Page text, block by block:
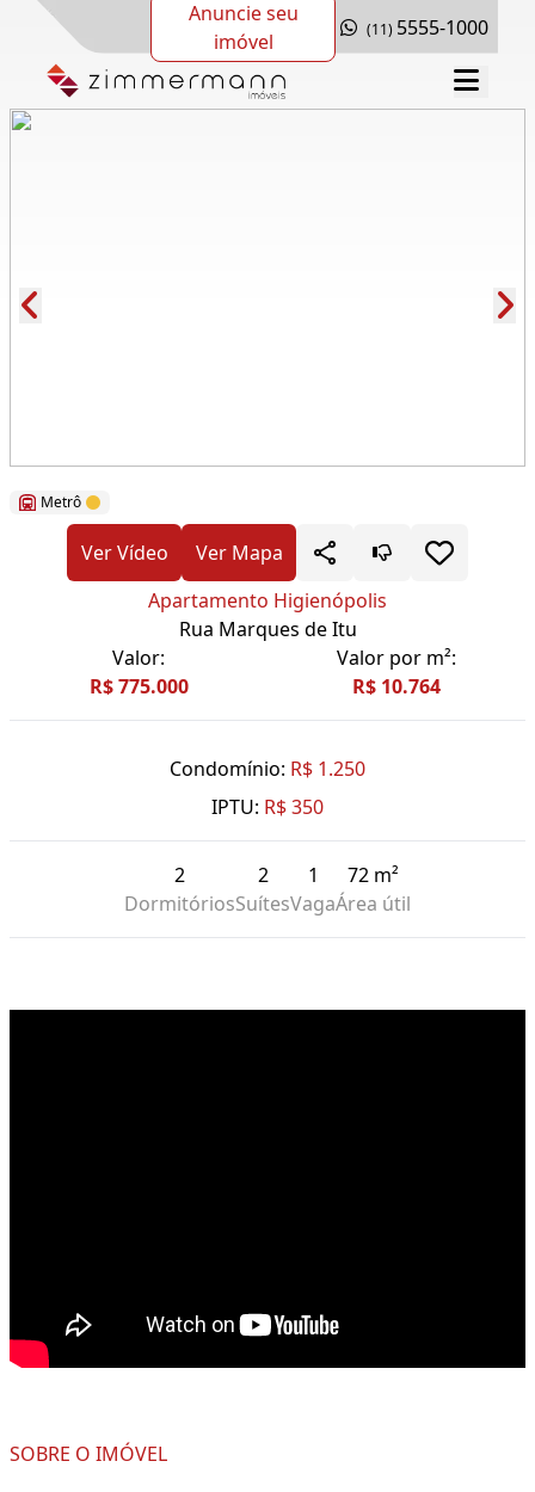
Anuncie seu
imóvel
(11) 5555-1000
Metrô
Ver Vídeo
Ver Mapa
Apartamento Higienópolis
Rua Marques de Itu
Valor:
R$ 775.000
Valor por m²:
R$ 10.764
Condomínio: R$ 1.250
IPTU: R$ 350
2
Dormitórios
2
Suítes
1
Vaga
72 m²
Área útil
SOBRE O IMÓVEL